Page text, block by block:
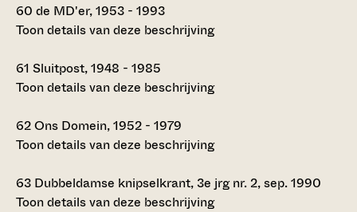
60 de MD'er, 1953 - 1993
Toon details van deze beschrijving
61 Sluitpost, 1948 - 1985
Toon details van deze beschrijving
62Ons Domein, 1952 - 1979
Toon details van deze beschrijving
63 Dubbeldamse knipselkrant, 3e jrg nr. 2, sep. 1990
Toon details van deze beschrijving